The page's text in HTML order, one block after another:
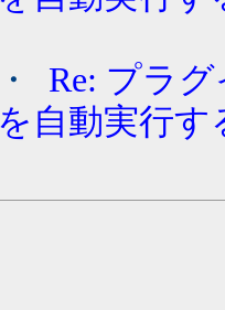
Re: プラ
自動実行す